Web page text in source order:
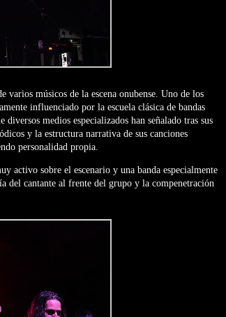
varios músicos de la escena onubense. Uno de los
influenciado por la escuela clásica de bandas
medios especializados han señalado tras sus
y la estructura narrativa de sus canciones
personalidad propia.
activo sobre el escenario y una banda especialmente
del cantante al frente del grupo y la compenetración